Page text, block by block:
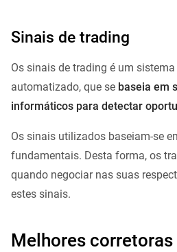
Sinais de trading
Os sinais de trading é um
automatizado, que se baseia em
informáticos para detectar
Os sinais utilizados baseiam-se
fundamentais. Desta forma, os
quando negociar nas suas
estes sinais.
Melhores corretoras